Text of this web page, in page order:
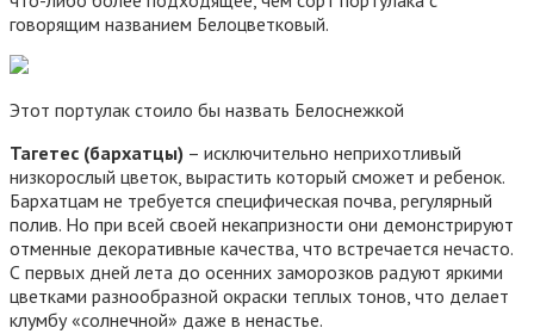
говорящим названием Белоцветковый.
Этот портулак стоило бы назвать Белоснежкой
Тагетес (бархатцы) – исключительно неприхотливый
низкорослый цветок, вырастить который сможет и ребенок.
Бархатцам не требуется специфическая почва, регулярный
полив. Но при всей своей некапризности они демонстрируют
отменные декоративные качества, что встречается нечасто.
С первых дней лета до осенних заморозков радуют яркими
цветками разнообразной окраски теплых тонов, что делает
клумбу «солнечной» даже в ненастье.